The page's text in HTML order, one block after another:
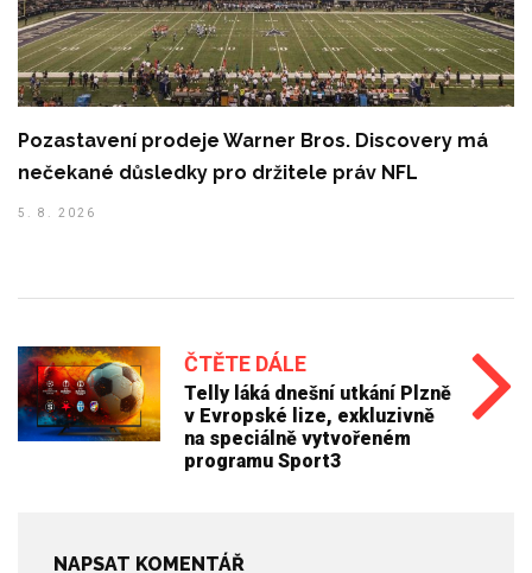
Pozastavení prodeje Warner Bros. Discovery má
nečekané důsledky pro držitele práv NFL
5. 8. 2026
ČTĚTE DÁLE
Telly láká dnešní utkání Plzně
v Evropské lize, exkluzivně
na speciálně vytvořeném
programu Sport3
NAPSAT KOMENTÁŘ